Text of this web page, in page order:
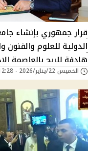
قرار جمهوري بإنشاء
الدولية للعلوم والفنون
هادفة للربح بالعاصمة
الخميس 22/يناير/2026 - 12:28 م